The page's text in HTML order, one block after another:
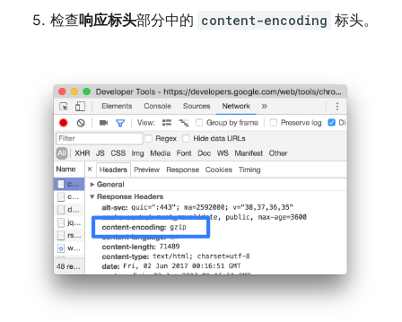
检查响应标头部分中的 content-encoding 标头。